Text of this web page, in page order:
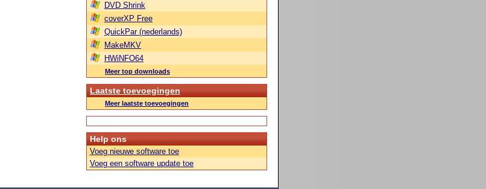
DVD Shrink
coverXP Free
QuickPar (nederlands)
MakeMKV
HWiNFO64
Meer top downloads
Laatste toevoegingen
Meer laatste toevoegingen
Help ons
Voeg nieuwe software toe
Voeg een software update toe